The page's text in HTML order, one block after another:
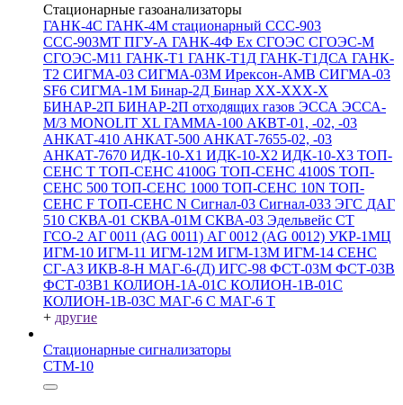
Стационарные газоанализаторы
ГАНК-4С ГАНК-4М стационарный ССС-903
ССС-903МТ ПГУ-А ГАНК-4Ф Ex СГОЭС СГОЭС-М
СГОЭС-М11 ГАНК-Т1 ГАНК-Т1Д ГАНК-Т1ДСА ГАНК-
Т2 СИГМА-03 СИГМА-03М Ирексон-АМВ СИГМА-03
SF6 СИГМА-1М Бинар-2Д Бинар ХХ-ХХХ-Х
БИНАР-2П БИНАР-2П отходящих газов ЭССА ЭССА-
М/3 MONOLIT XL ГАММА-100 АКВТ-01, -02, -03
АНКАТ-410 АНКАТ-500 АНКАТ-7655-02, -03
АНКАТ-7670 ИДК-10-Х1 ИДК-10-Х2 ИДК-10-Х3 ТОП-
СЕНС Т ТОП-СЕНС 4100G ТОП-СЕНС 4100S ТОП-
СЕНС 500 ТОП-СЕНС 1000 ТОП-СЕНС 10N ТОП-
СЕНС F ТОП-СЕНС N Сигнал-03 Сигнал-033 ЭГС ДАГ
510 СКВА-01 СКВА-01М СКВА-03 Эдельвейс СТ
ГСО-2 АГ 0011 (AG 0011) АГ 0012 (AG 0012) УКР-1МЦ
ИГМ-10 ИГМ-11 ИГМ-12М ИГМ-13М ИГМ-14 СЕНС
СГ-А3 ИКВ-8-Н МАГ-6-(Д) ИГС-98 ФСТ-03М ФСТ-03В
ФСТ-03В1 КОЛИОН-1А-01С КОЛИОН-1В-01С
КОЛИОН-1В-03С МАГ-6 С МАГ-6 Т
+ другие
Стационарные сигнализаторы
СТМ-10